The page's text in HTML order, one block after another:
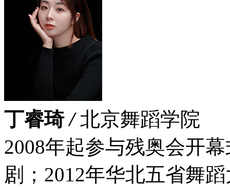
丁睿琦/ 北京舞蹈学院
2008年起参与残奥会开
剧；2012年华北五省舞